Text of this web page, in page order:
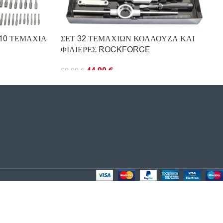
ΤΕΜΑΧΙΑ
ΣΕΤ 32 ΤΕΜΑΧΙΩΝ ΚΟΛΑΟΥΖΑ ΚΑΙ
ΦΙΛΙΕΡΕΣ ROCKFORCE
69.90 € 44.90€
ΠΡΟΣΘΉΚΗ ΣΤΟ ΚΑΛΆΘΙ